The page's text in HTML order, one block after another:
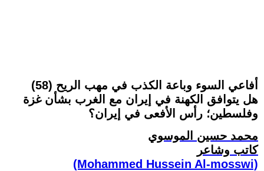
أفاعي السوء وباعة الكذب في مهب الريح (58)
هل يتوافق الكهنة في إيران مع الغرب بشأن غزة
وفلسطين؛ رأس الأفعى في إيران؟
محمد حسين الموسوي
كاتب وشاعر
(Mohammed Hussein Al-mosswi)